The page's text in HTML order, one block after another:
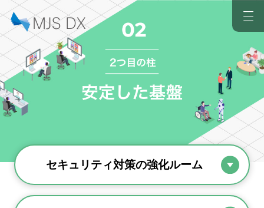
セキュリティ対策の強化ルーム